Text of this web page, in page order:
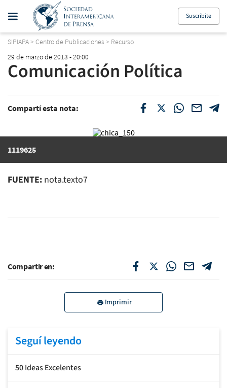
Suscribite
SIPIAPA> Centro de Publicaciones > Recurso
29 de marzo de 2013 - 20:00
Comunicación Política
Compartí esta nota:
1119625
FUENTE: nota.texto7
Compartir en:
Imprimir
Seguí leyendo
50 Ideas Excelentes